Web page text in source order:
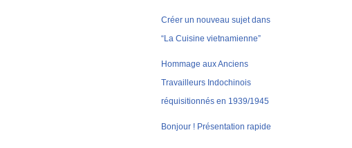
Créer un nouveau sujet dans
“La Cuisine vietnamienne”
Hommage aux Anciens
Travailleurs Indochinois
réquisitionnés en 1939/1945
Bonjour ! Présentation rapide